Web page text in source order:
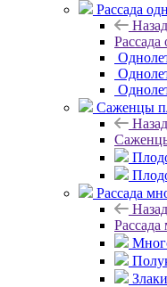
Рассада
Назад
Рассада
Саженцы
Назад
Рассада
Назад
Рассада